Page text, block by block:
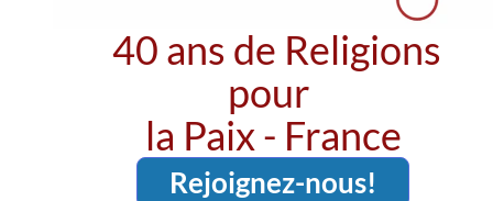
40 ans de Religions
pour
la Paix - France
Rejoignez-nous!